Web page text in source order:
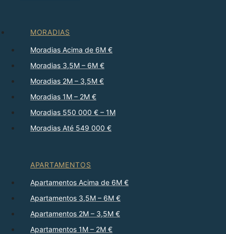
MORADIAS
Moradias Acima de 6M €
Moradias 3,5M – 6M €
Moradias 2M – 3,5M €
Moradias 1M – 2M €
Moradias 550 000 € – 1M
Moradias Até 549 000 €
APARTAMENTOS
Apartamentos Acima de 6M €
Apartamentos 3,5M – 6M €
Apartamentos 2M – 3,5M €
Apartamentos 1M – 2M €